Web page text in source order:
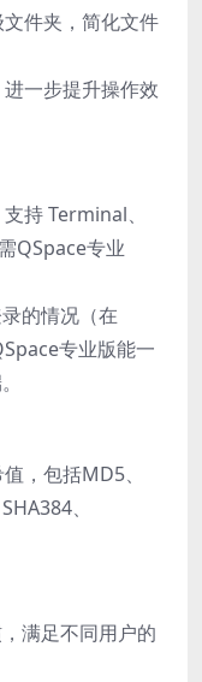
件夹，简化文件
一步提升操作效
持 Terminal、
QSpace专业
的情况（在
专业版能一
，包括MD5、
、
满足不同用户的